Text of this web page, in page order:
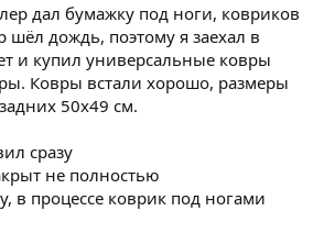
дал бумажку под ноги, ковриков
шёл дождь, поэтому я заехал в
и купил универсальные ковры
Ковры встали хорошо, размеры
50х49 см.
сразу
не полностью
в процессе коврик под ногами